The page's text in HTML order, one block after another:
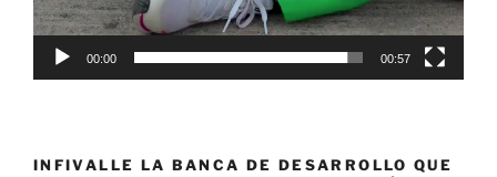
00:00 00:57
INFIVALLE LA BANCA DE DESARROLLO QUE